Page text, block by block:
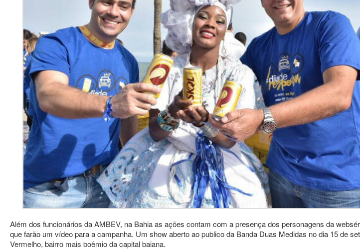
Além dos funcionários da AMBEV, na Bahia as ações contam com a presença dos personagens da
que farão um vídeo para a campanha. Um show aberto ao publico da Banda Duas Medidas no dia 15 de
Vermelho, bairro mais boêmio da capital baiana.